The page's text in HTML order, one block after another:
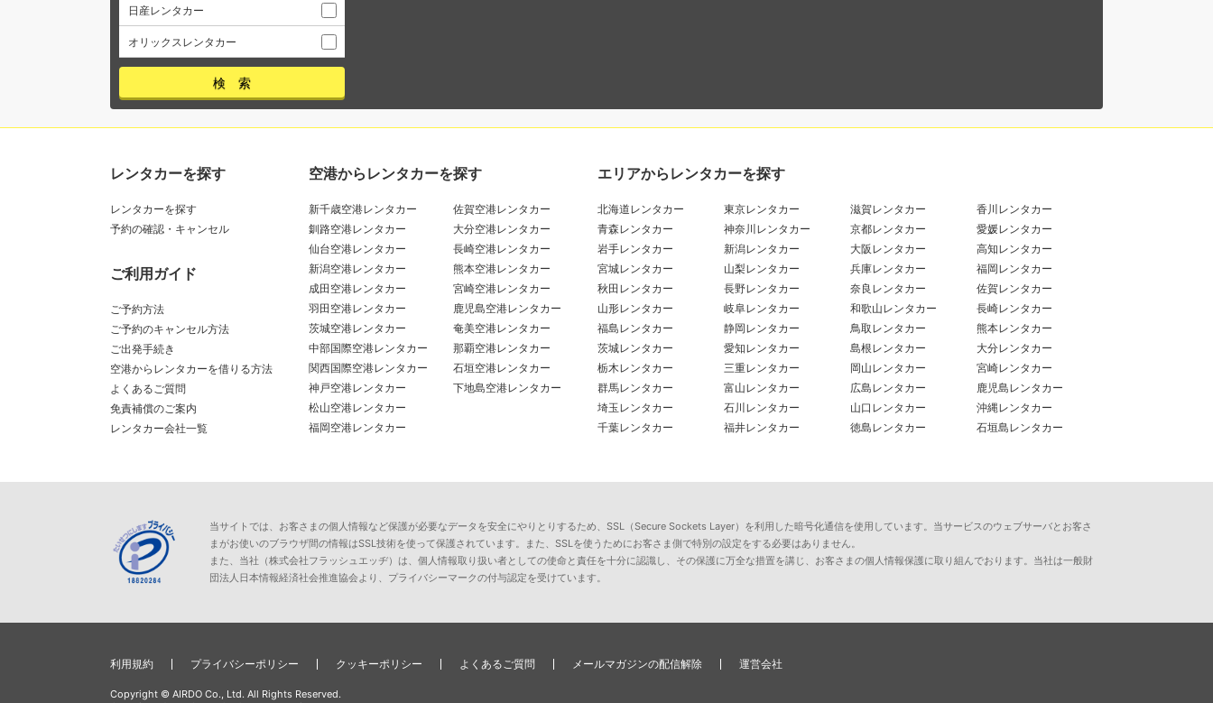
日産レンタカー
オリックスレンタカー
レンタカーを探す
レンタカーを探す
予約の確認・キャンセル
ご利用ガイド
ご予約方法
ご予約のキャンセル方法
ご出発手続き
空港からレンタカーを借りる方法
よくあるご質問
免責補償のご案内
レンタカー会社一覧
空港からレンタカーを探す
新千歳空港レンタカー
釧路空港レンタカー
仙台空港レンタカー
新潟空港レンタカー
成田空港レンタカー
羽田空港レンタカー
茨城空港レンタカー
中部国際空港レンタカー
関西国際空港レンタカー
神戸空港レンタカー
松山空港レンタカー
福岡空港レンタカー
佐賀空港レンタカー
大分空港レンタカー
長崎空港レンタカー
熊本空港レンタカー
宮崎空港レンタカー
鹿児島空港レンタカー
奄美空港レンタカー
那覇空港レンタカー
石垣空港レンタカー
下地島空港レンタカー
エリアからレンタカーを探す
北海道レンタカー
青森レンタカー
岩手レンタカー
宮城レンタカー
秋田レンタカー
山形レンタカー
福島レンタカー
茨城レンタカー
栃木レンタカー
群馬レンタカー
埼玉レンタカー
千葉レンタカー
東京レンタカー
神奈川レンタカー
新潟レンタカー
山梨レンタカー
長野レンタカー
岐阜レンタカー
静岡レンタカー
愛知レンタカー
三重レンタカー
富山レンタカー
石川レンタカー
福井レンタカー
滋賀レンタカー
京都レンタカー
大阪レンタカー
兵庫レンタカー
奈良レンタカー
和歌山レンタカー
鳥取レンタカー
島根レンタカー
岡山レンタカー
広島レンタカー
山口レンタカー
徳島レンタカー
香川レンタカー
愛媛レンタカー
高知レンタカー
福岡レンタカー
佐賀レンタカー
長崎レンタカー
熊本レンタカー
大分レンタカー
宮崎レンタカー
鹿児島レンタカー
沖縄レンタカー
石垣島レンタカー
当サイトでは、お客さまの個人情報など保護が必要なデータを安全にやりとりするため、SSL（Secure Sockets Layer）を利用した暗号化通信を使用しています。当サービスのウェブサーバとお客さ
まがお使いのブラウザ間の情報はSSL技術を使って保護されています。また、SSLを使うためにお客さま側で特別の設定をする必要はありません。
また、当社（株式会社フラッシュエッヂ）は、個人情報取り扱い者としての使命と責任を十分に認識し、その保護に万全な措置を講じ、お客さまの個人情報保護に取り組んでおります。当社は一般財
団法人日本情報経済社会推進協会より、プライバシーマークの付与認定を受けています。
利用規約 プライバシーポリシー クッキーポリシー よくあるご質問 メールマガジンの配信解除 運営会社
Copyright © AIRDO Co., Ltd. All Rights Reserved.